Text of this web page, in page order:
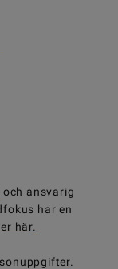
och ansvarig
har en
här.
.